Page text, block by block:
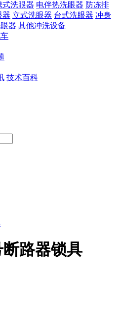
式洗眼器 电伴热洗眼器 防冻排
器 立式洗眼器 台式洗眼器 冲身
器 其他冲洗设备
技术百科
路器锁具